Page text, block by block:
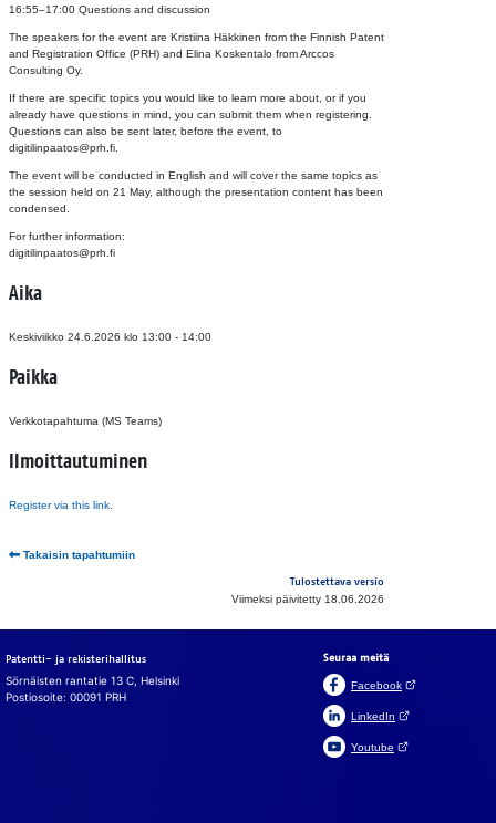
16:55–17:00 Questions and discussion
The speakers for the event are Kristiina Häkkinen from the Finnish Patent
and Registration Office (PRH) and Elina Koskentalo from Arccos
Consulting Oy.
If there are specific topics you would like to learn more about, or if you
already have questions in mind, you can submit them when registering.
Questions can also be sent later, before the event, to
digitilinpaatos@prh.fi.
The event will be conducted in English and will cover the same topics as
the session held on 21 May, although the presentation content has been
condensed.
For further information:
digitilinpaatos@prh.fi
Aika
Keskiviikko 24.6.2026 klo 13:00 - 14:00
Paikka
Verkkotapahtuma (MS Teams)
Ilmoittautuminen
Register via this link.
Takaisin tapahtumiin
Tulostettava versio
Viimeksi päivitetty 18.06.2026
Patentti- ja rekisterihallitus
Sörnäisten rantatie 13 C, Helsinki
Postiosoite: 00091 PRH
Seuraa meitä
Facebook(Avautuu uuteen
LinkedIn (Avautuu uuteen
Youtube (Avautuu uuteen